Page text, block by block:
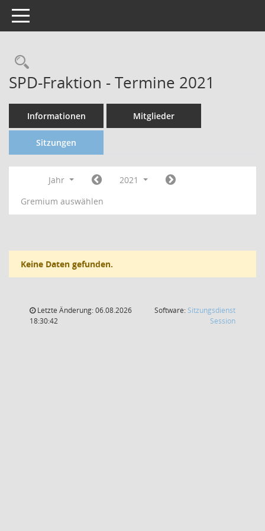
Toggle navigation
SPD-Fraktion - Termine 2021
Informationen Mitglieder
Sitzungen
Jahr
2021
Gremium auswählen
Keine Daten gefunden.
Letzte Änderung: 06.08.2026
18:30:42
Software: Sitzungsdienst
Session(Wird in